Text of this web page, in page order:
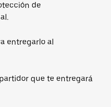
de
entregarlo al
que te entregará